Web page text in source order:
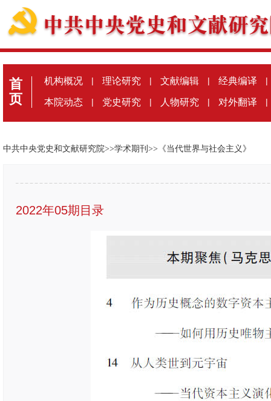
首
页
机构概况 | 理论研究 | 文献编辑 | 经典编译 |
本院动态 | 党史研究 | 人物研究 | 对外翻译 |
中共中央党史和文献研究院>>学术期刊 >> 《当代世界与社会主义》
2022年05期目录